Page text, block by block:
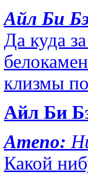
Айл Би
Да куда
клизмы
Айл Би
Ameno:
Какой